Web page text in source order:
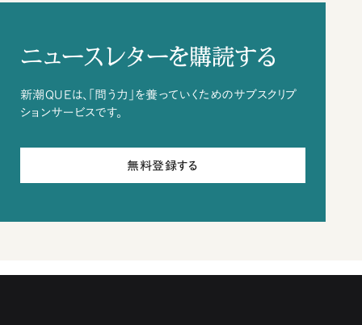
ニュースレターを購読する
新潮QUEは、「問う力」を養っていくためのサブスクリプ
ションサービスです。
無料登録する